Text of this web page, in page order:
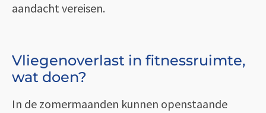
aandacht vereisen.
Vliegenoverlast in fitnessruimte,
wat doen?
In de zomermaanden kunnen openstaande